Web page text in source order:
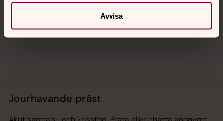
Avvisa
Jourhavande präst